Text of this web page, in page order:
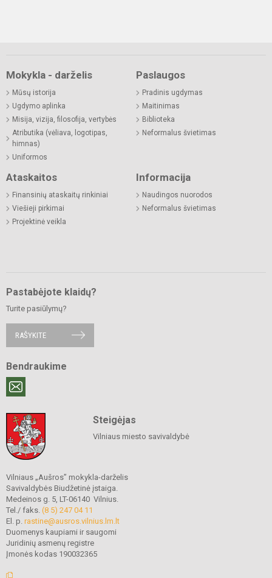
Mokykla - darželis
Mūsų istorija
Ugdymo aplinka
Misija, vizija, filosofija, vertybės
Atributika (vėliava, logotipas,
himnas)
Uniformos
Paslaugos
Pradinis ugdymas
Maitinimas
Biblioteka
Neformalus švietimas
Ataskaitos
Finansinių ataskaitų rinkiniai
Viešieji pirkimai
Projektinė veikla
Informacija
Naudingos nuorodos
Neformalus švietimas
Pastabėjote klaidų?
Turite pasiūlymų?
RAŠYKITE
Bendraukime
Steigėjas
Vilniaus miesto savivaldybė
Vilniaus „Aušros” mokykla-darželis
Savivaldybės Biudžetinė įstaiga.
Medeinos g. 5, LT-06140 Vilnius.
Tel./ faks. (8 5) 247 04 11
El. p. rastine@ausros.vilnius.lm.lt
Duomenys kaupiami ir saugomi
Juridinių asmenų registre
Įmonės kodas 190032365